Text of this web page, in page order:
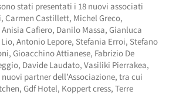
stati presentati i 18 nuovi associati
Carmen Castillett, Michel Greco,
Cafiero, Danilo Massa, Gianluca
Antonio Lepore, Stefania Erroi, Stefano
Gioacchino Attianese, Fabrizio De
Davide Laudato, Vasiliki Pierrakea,
partner dell’Associazione, tra cui
Gdf Hotel, Koppert cress, Terre